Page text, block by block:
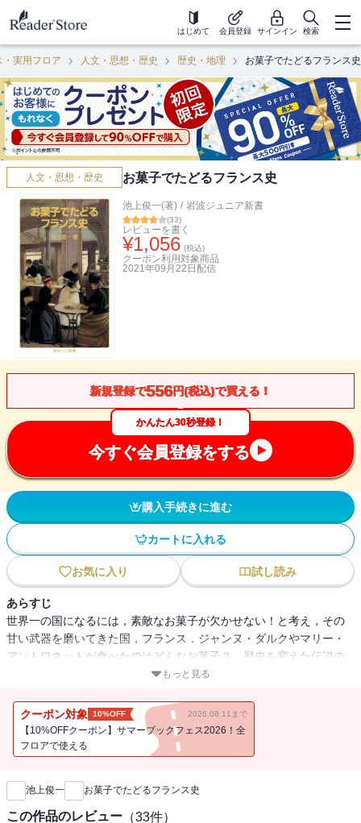
はじめて 会員登録 サインイン 検索
・実用フロア 人文・思想・歴史 歴史・地理 お菓子でたどるフランス史
人文・思想・歴史 お菓子でたどるフランス史
池上俊一(著) / 岩波ジュニア新書
(33)
レビューを書く
¥1,056 (税込)
クーポン利用対象商品
2021年09月22日 配信
新規登録で556円(税込)で買える！
かんたん30秒登録！
今すぐ会員登録をする
購入手続きに進む
カートに入れる
お気に入り 試し読み
あらすじ
世界一の国になるには，素敵なお菓子が欠かせない！と考え，その
甘い武器を磨いてきた国，フランス．ジャンヌ・ダルクやマリー・
アントワネットが食べたのはどんなお菓子？ 歴史を変えた伝説の
パティシエとは？ あの文豪もスイーツ男子だった？ お菓子の由
ンス史．
もっと見る
クーポン対象 10%OFF 2026.08.11まで
【10%OFFクーポン】サマーブックフェス2026！全
フロアで使える
新刊通知
池上俊一 お菓子でたどるフランス史
この作品のレビュー （33件）